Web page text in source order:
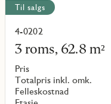
Vis
alle
objekt
Til salgs
4-0202
3 roms, 62.8 m²
Pris
Totalpris inkl. omk.
Felleskostnad
Les
mer
om
objekt
{objectNumber}